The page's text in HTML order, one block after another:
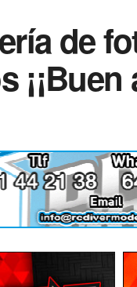
de